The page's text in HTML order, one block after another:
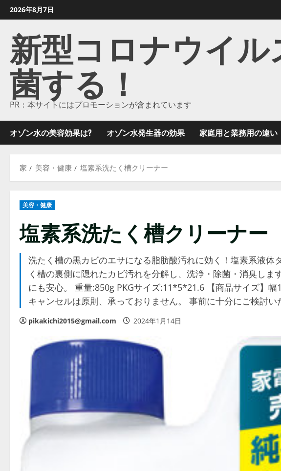
ン
2026年8月7日
新型コロナウイル
菌する！
PR：本サイトにはプロモーションが含まれています
オゾン水の美容効果は? オゾン水発生器の効果 家庭用と業務用の違い
家 美容・健康 塩素系洗たく槽クリーナー
美容・健康
塩素系洗たく槽クリーナー
洗たく槽の黒カビのエサになる脂肪酸汚れに効く！塩素系液体
く槽の裏側に隠れたカビ汚れを分解し、洗浄・除菌・消臭し
にも安心。 重量:850g PKGサイズ:11*5*21.6 【商品サイズ】
キャンセルは原則、承っておりません。 事前に十分にご検討い
pikakichi2015@gmail.com 2024年1月14日